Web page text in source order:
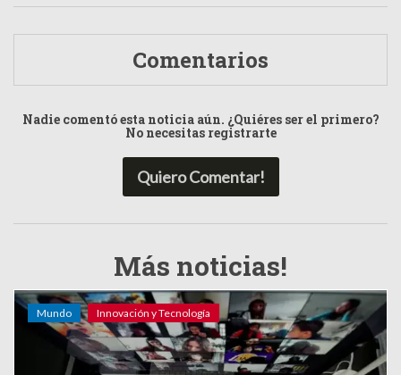
Comentarios
Nadie comentó esta noticia aún. ¿Quiéres ser el primero?
No necesitas registrarte
Quiero Comentar!
Más noticias!
Mundo Innovación y Tecnología